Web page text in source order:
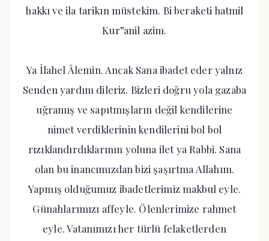
hakkı ve ila tarikın müstekim. Bi beraketi hatmil
Kur”anil azim.
Ya İlahel Âlemin. Ancak Sana ibadet eder yalnız
Senden yardım dileriz. Bizleri doğru yola gazaba
uğramış ve sapıtmışların değil kendilerine
nimet verdiklerinin kendilerini bol bol
rızıklandırdıklarının yoluna ilet ya Rabbi. Sana
olan bu inancımızdan bizi şaşırtma Allahım.
Yapmış olduğumuz ibadetlerimiz makbul eyle.
Günahlarımızı affeyle. Ölenlerimize rahmet
eyle. Vatanımızı her türlü felaketlerden